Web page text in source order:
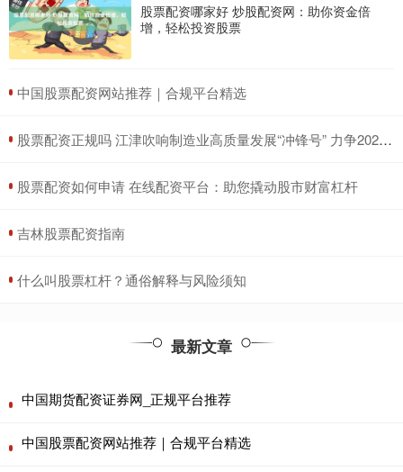
股票配资哪家好 炒股配资网：助你资金倍
增，轻松投资股票
​中国股票配资网站推荐｜合规平台精选
​股票配资正规吗 江津吹响制造业高质量发展“冲锋号” 力争2027年战略性新兴产业总产值突破800亿元
​股票配资如何申请 在线配资平台：助您撬动股市财富杠杆
​吉林股票配资指南
​什么叫股票杠杆？通俗解释与风险须知
最新文章
中国期货配资证券网_正规平台推荐
中国股票配资网站推荐｜合规平台精选